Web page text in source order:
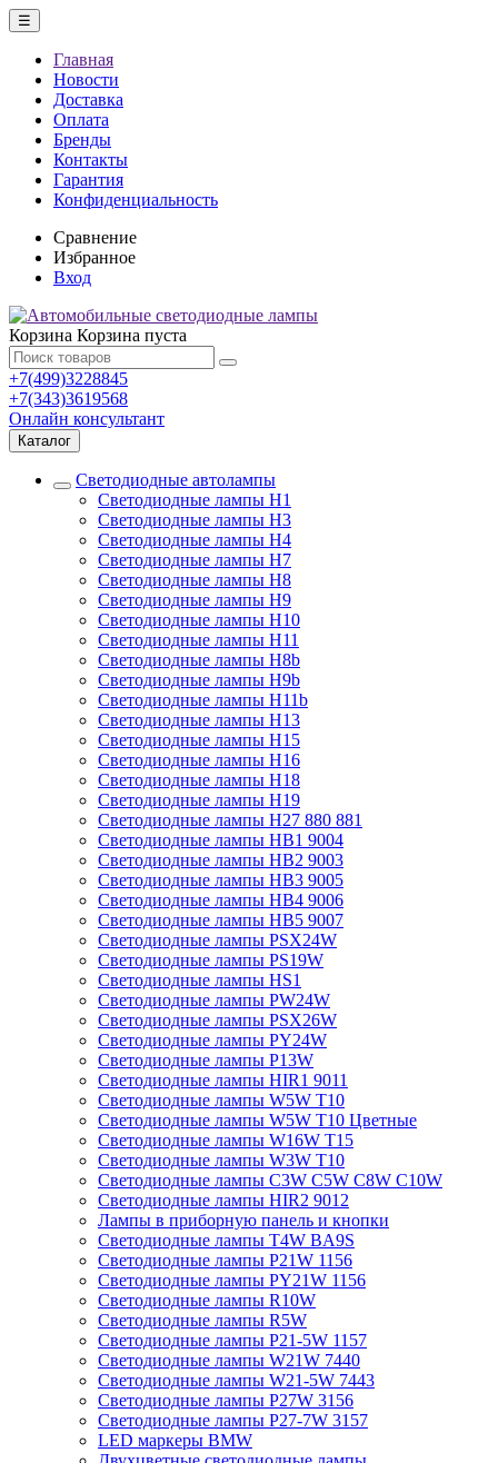
☰
Главная
Новости
Доставка
Оплата
Бренды
Контакты
Гарантия
Конфиденциальность
Сравнение
Избранное
Вход
Корзина Корзина пуста
+7(499)3228845
+7(343)3619568
Онлайн консультант
Каталог
Светодиодные автолампы
Светодиодные лампы H1
Светодиодные лампы H3
Светодиодные лампы H4
Светодиодные лампы H7
Светодиодные лампы H8
Светодиодные лампы H9
Светодиодные лампы H10
Светодиодные лампы H11
Светодиодные лампы H8b
Светодиодные лампы H9b
Светодиодные лампы H11b
Светодиодные лампы H13
Светодиодные лампы H15
Светодиодные лампы H16
Светодиодные лампы H18
Светодиодные лампы H19
Светодиодные лампы H27 880 881
Светодиодные лампы HB1 9004
Светодиодные лампы HB2 9003
Светодиодные лампы HB3 9005
Светодиодные лампы HB4 9006
Светодиодные лампы HB5 9007
Светодиодные лампы PSX24W
Светодиодные лампы PS19W
Светодиодные лампы HS1
Светодиодные лампы PW24W
Светодиодные лампы PSX26W
Светодиодные лампы PY24W
Светодиодные лампы P13W
Светодиодные лампы HIR1 9011
Светодиодные лампы W5W T10
Светодиодные лампы W5W T10 Цветные
Светодиодные лампы W16W Т15
Светодиодные лампы W3W T10
Светодиодные лампы C3W C5W C8W C10W
Светодиодные лампы HIR2 9012
Лампы в приборную панель и кнопки
Светодиодные лампы T4W BA9S
Светодиодные лампы P21W 1156
Светодиодные лампы PY21W 1156
Светодиодные лампы R10W
Светодиодные лампы R5W
Светодиодные лампы P21-5W 1157
Светодиодные лампы W21W 7440
Светодиодные лампы W21-5W 7443
Светодиодные лампы P27W 3156
Светодиодные лампы P27-7W 3157
LED маркеры BMW